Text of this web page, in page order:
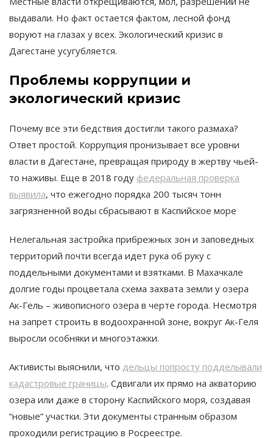
выдавали. Но факт остается фактом, лесной фонд
воруют на глазах у всех​. Экологический кризис в
Дагестане усугубляется.
Проблемы коррупции и
экологический кризис
Почему все эти бедствия достигли такого размаха?
Ответ простой. Коррупция пронизывает все уровни
власти в Дагестане, превращая природу в жертву чьей-
то наживы. Еще в 2018 году федеральная проверка
выявила, что ежегодно порядка 200 тысяч тонн
загрязненной воды сбрасывают в Каспийское море​
Нелегальная застройка прибрежных зон и заповедных
территорий почти всегда идет рука об руку с
поддельными документами и взятками. В Махачкале
долгие годы процветала схема захвата земли у озера
Ак-Гель – живописного озера в черте города. Несмотря
на запрет строить в водоохранной зоне, вокруг Ак-Геля
выросли особняки и многоэтажки.
Активисты выяснили, что дельцы попросту подделывали
кадастровые границы. Сдвигали их прямо на акваторию
озера или даже в сторону Каспийского моря, создавая
“новые” участки. Эти документы странным образом
проходили регистрацию в Росреестре​.